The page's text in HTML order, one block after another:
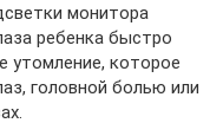
монитора
ребенка быстро
утомление, которое
головной болью или